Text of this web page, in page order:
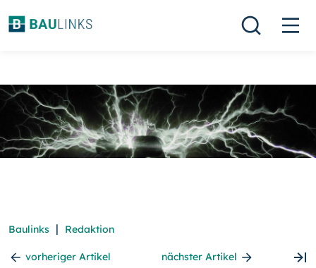
Baulinks | Redaktion
vorheriger Artikel nächster Artikel